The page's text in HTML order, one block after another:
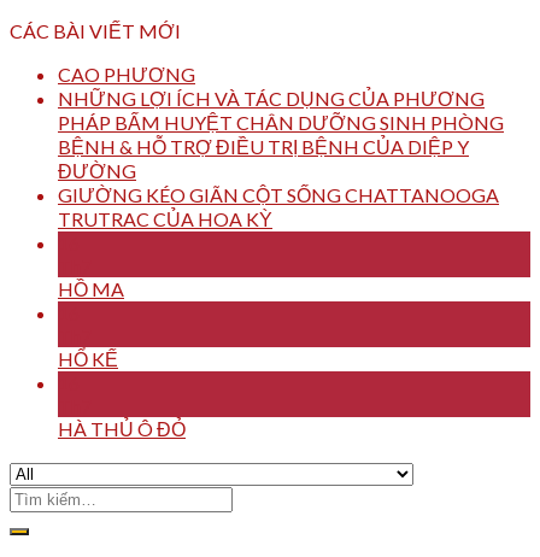
CÁC BÀI VIẾT MỚI
CAO PHƯƠNG
NHỮNG LỢI ÍCH VÀ TÁC DỤNG CỦA PHƯƠNG
PHÁP BẤM HUYỆT CHÂN DƯỠNG SINH PHÒNG
BỆNH & HỖ TRỢ ĐIỀU TRỊ BỆNH CỦA DIỆP Y
ĐƯỜNG
GIƯỜNG KÉO GIÃN CỘT SỐNG CHATTANOOGA
TRUTRAC CỦA HOA KỲ
HỒ MA
HỔ KẾ
HÀ THỦ Ô ĐỎ
Tìm
kiếm: